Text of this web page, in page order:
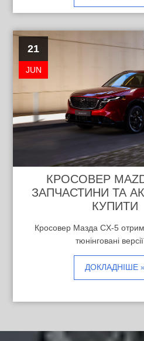
21
JUN
КРОСОВЕР
ЗАПЧАСТИНИ ТА
КУПИТИ
Кросовер Мазда CX-5
тюнінговані
ДОКЛАДНІШЕ